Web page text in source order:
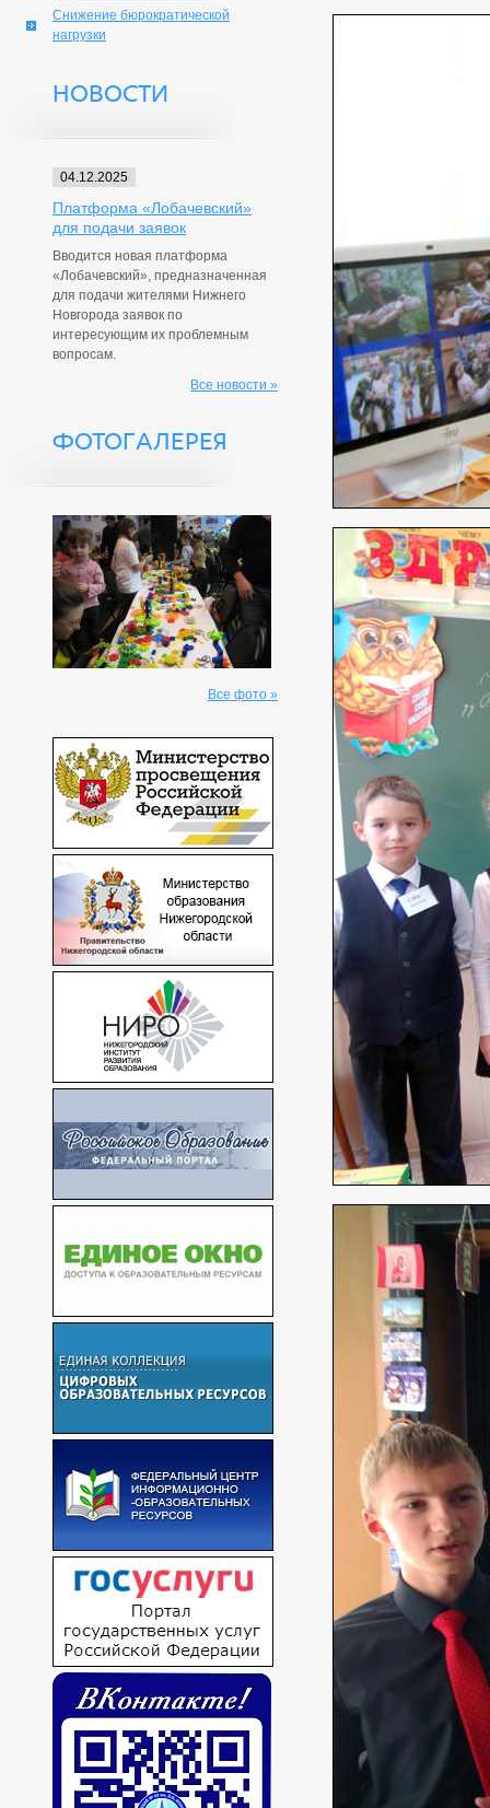
Снижение бюрократической
нагрузки
НОВОСТИ
04.12.2025
Платформа «Лобачевский»
для подачи заявок
Вводится новая платформа
«Лобачевский», предназначенная
для подачи жителями Нижнего
Новгорода заявок по
интересующим их проблемным
вопросам.
Все новости »
ФОТОГАЛЕРЕЯ
Все фото »